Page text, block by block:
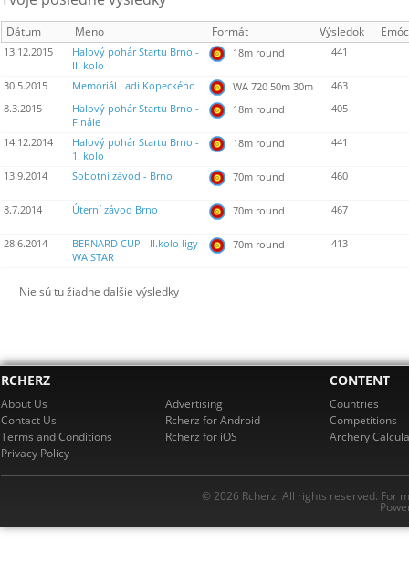
Dátum Meno Formát Výsledok
13.12.2015
Halový pohár Startu Brno -
II. kolo
18m round 441
30.5.2015 Memoriál Ladi Kopeckého WA 720 50m 30m
463
8.3.2015
Halový pohár Startu Brno -
Finále
18m round 405
14.12.2014
Halový pohár Startu Brno -
1. kolo
18m round 441
13.9.2014 Sobotní závod - Brno 70m round 460
8.7.2014 Úterní závod Brno 70m round 467
28.6.2014
BERNARD CUP - II.kolo ligy -
WA STAR
70m round 413
Nie sú tu žiadne ďalšie výsledky
RCHERZ
About Us
Contact Us
Terms and Conditions
Privacy Policy
Advertising
Rcherz for Android
Rcherz for iOS
CONTENT
Countries
Competitions
Archery
© 2026 Rcherz. All rights reserved. For